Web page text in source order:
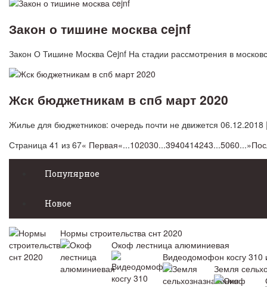
Закон о тишине москва cejnf
Закон О Тишине Москва Cejnf На стадии рассмотрения в
Жск бюджетникам в спб март 2020
Жилье для бюджетников: очередь почти не движется
Страница 41 из 67« Первая«...102030...3940414243...5060...»
Популярное
Новое
Нормы строительства снт 2020
Окоф лестница алюминиевая
Видеодомофон косгу 310
Земля